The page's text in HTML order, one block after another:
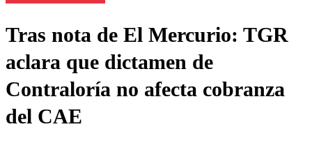
Tras nota de El Mercurio: TGR
aclara que dictamen de
Contraloría no afecta cobranza
del CAE